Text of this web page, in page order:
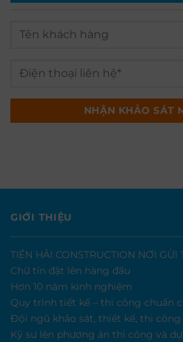
GIỚI THIỆU
TIỀN HẢI CONSTRUCTION NƠI GỬI
Chữ tín đặt lên hàng đầu
Hơn 10 năm kinh nghiệm
Quy trình tiết kế – thi công chuẩn
Đội ngũ khảo sát, thiết kế, thi
Kỹ sư lên phương án thi công và